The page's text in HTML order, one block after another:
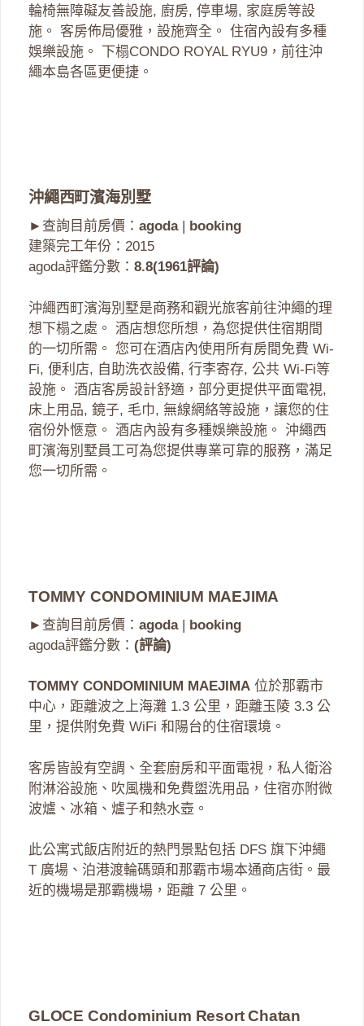
輪椅無障礙友善設施, 廚房, 停車場, 家庭房等設
施。 客房佈局優雅，設施齊全。 住宿內設有多種
娛樂設施。 下榻CONDO ROYAL RYU9，前往沖
繩本島各區更便捷。
沖繩西町濱海別墅
►查詢目前房價： agoda|
booking
建築完工年份：2015
agoda評鑑分數： 8.8(1961評論)
沖繩西町濱海別墅是商務和觀光旅客前往沖繩的理
想下榻之處。 酒店想您所想，為您提供住宿期間
的一切所需。 您可在酒店內使用所有房間免費 Wi-
Fi, 便利店, 自助洗衣設備, 行李寄存, 公共 Wi-Fi等
設施。 酒店客房設計舒適，部分更提供平面電視,
床上用品, 鏡子, 毛巾, 無線網絡等設施，讓您的住
宿份外愜意。 酒店內設有多種娛樂設施。 沖繩西
町濱海別墅員工可為您提供專業可靠的服務，滿足
您一切所需。
TOMMY CONDOMINIUM MAEJIMA
►查詢目前房價： agoda| booking
agoda評鑑分數： (評論)
TOMMY CONDOMINIUM MAEJIMA 位於那霸市
中心，距離波之上海灘 1.3 公里，距離玉陵 3.3 公
里，提供附免費 WiFi 和陽台的住宿環境。
客房皆設有空調、全套廚房和平面電視，私人衛浴
附淋浴設施、吹風機和免費盥洗用品，住宿亦附微
波爐、冰箱、爐子和熱水壺。
此公寓式飯店附近的熱門景點包括 DFS 旗下沖繩
T 廣場、泊港渡輪碼頭和那霸市場本通商店街。最
近的機場是那霸機場，距離 7 公里。
GLOCE Condominium Resort Chatan